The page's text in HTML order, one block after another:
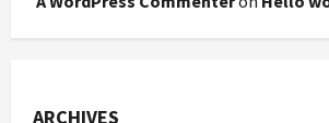
ARCHIVES